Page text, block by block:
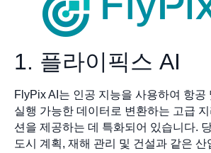
1. 플라이픽스 AI
FlyPix AI는 인공 지능을 사용하여 항공
실행 가능한 데이터로 변환하는 고급
션을 제공하는 데 특화되어 있습니다.
도시 계획, 재해 관리 및 건설과 같은